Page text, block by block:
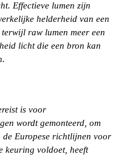
Effectieve lumen zijn
helderheid van een
raw lumen meer een
licht die een bron kan
is voor
wordt gemonteerd, om
de Europese richtlijnen voor
keuring voldoet, heeft